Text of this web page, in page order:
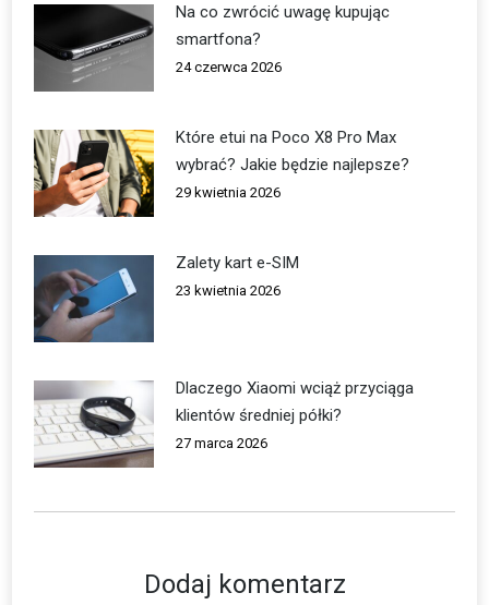
Na co zwrócić uwagę kupując
smartfona?
24 czerwca 2026
Które etui na Poco X8 Pro Max
wybrać? Jakie będzie najlepsze?
29 kwietnia 2026
Zalety kart e-SIM
23 kwietnia 2026
Dlaczego Xiaomi wciąż przyciąga
klientów średniej półki?
27 marca 2026
Dodaj komentarz